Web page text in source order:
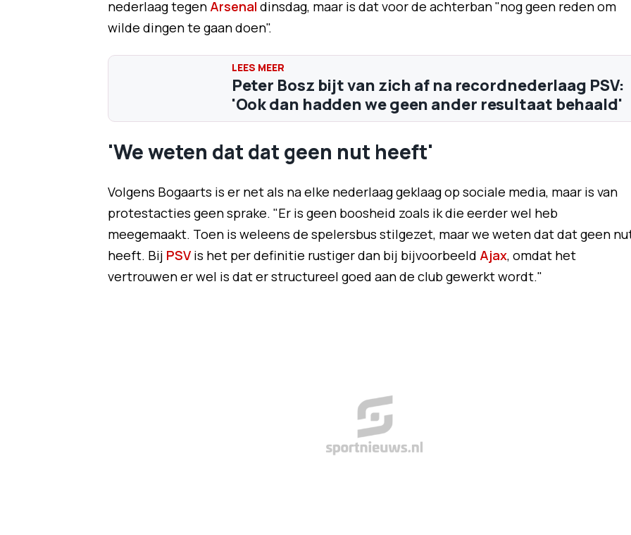
nederlaag tegen Arsenal dinsdag, maar is dat voor de achterban "nog geen reden om
wilde dingen te gaan doen".
Peter Bosz bijt van zich af na recordnederlaag PSV:
'Ook dan hadden we geen ander resultaat behaald'
'We weten dat dat geen nut heeft'
Volgens Bogaarts is er net als na elke nederlaag geklaag op sociale media, maar is van
protestacties geen sprake. "Er is geen boosheid zoals ik die eerder wel heb
meegemaakt. Toen is weleens de spelersbus stilgezet, maar we weten dat dat geen
heeft. Bij PSVis het per definitie rustiger dan bij bijvoorbeeld Ajax, omdat het
vertrouwen er wel is dat er structureel goed aan de club gewerkt wordt."